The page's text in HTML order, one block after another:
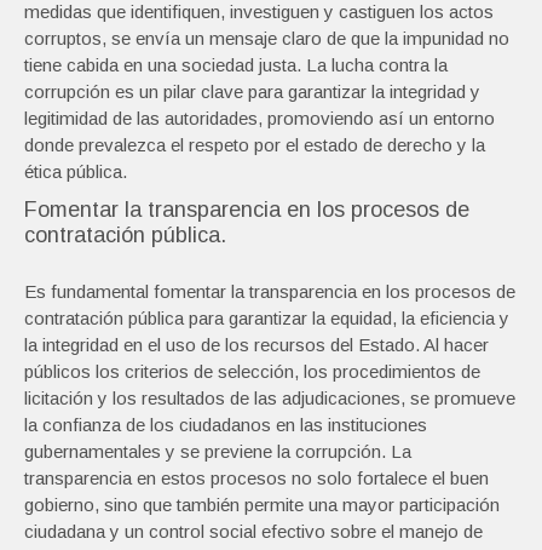
medidas que identifiquen, investiguen y castiguen los actos
corruptos, se envía un mensaje claro de que la impunidad no
tiene cabida en una sociedad justa. La lucha contra la
corrupción es un pilar clave para garantizar la integridad y
legitimidad de las autoridades, promoviendo así un entorno
donde prevalezca el respeto por el estado de derecho y la
ética pública.
Fomentar la transparencia en los procesos de
contratación pública.
Es fundamental fomentar la transparencia en los procesos de
contratación pública para garantizar la equidad, la eficiencia y
la integridad en el uso de los recursos del Estado. Al hacer
públicos los criterios de selección, los procedimientos de
licitación y los resultados de las adjudicaciones, se promueve
la confianza de los ciudadanos en las instituciones
gubernamentales y se previene la corrupción. La
transparencia en estos procesos no solo fortalece el buen
gobierno, sino que también permite una mayor participación
ciudadana y un control social efectivo sobre el manejo de